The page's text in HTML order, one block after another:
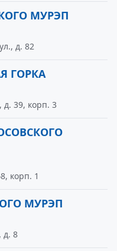
МУРЭП
д. 82
ГОРКА
д. 39, корп. 3
корп. 1
МУРЭП
д. 8